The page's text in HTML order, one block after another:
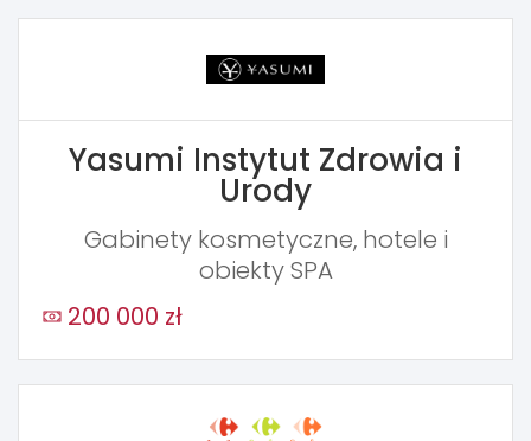
Yasumi Instytut Zdrowia i
Urody
Gabinety kosmetyczne, hotele i
obiekty SPA
200 000 zł